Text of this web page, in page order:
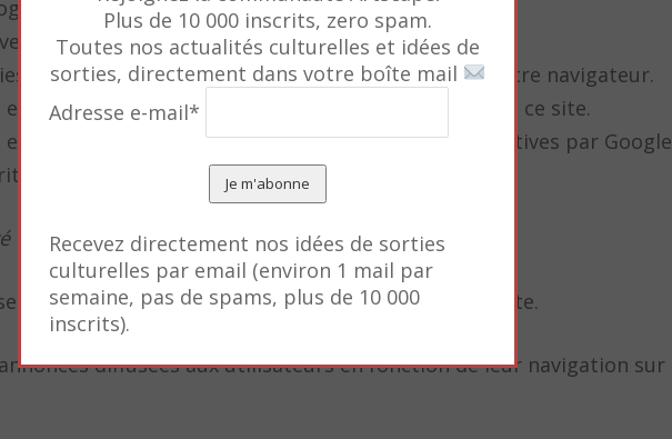
y compris notamment l’éditeur de ce site.
toute autre donnée détenue par Google.
en sélectionnant les paramètres appropriés de votre navigateur.
l’utilisation de certaines fonctionnalités de ce site.
au traitement de vos données nominatives par Google
ci-dessus.
Google Adsense
des cookies pour diffuser des annonces sur votre site.
diffusées aux utilisateurs en fonction de leur navigation sur
Plus de 10 000 inscrits, zero spam.
Toutes nos actualités culturelles et idées de
sorties, directement dans votre boîte mail
Adresse e-mail*
Recevez directement nos idées de sorties
culturelles par email (environ 1 mail par
semaine, pas de spams, plus de 10 000
inscrits).